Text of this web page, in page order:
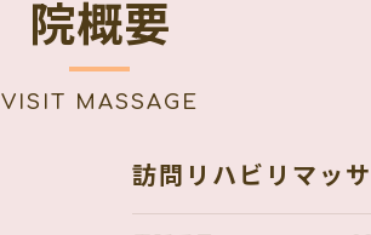
院概要
VISIT MASSAGE
訪問リハビリマッ